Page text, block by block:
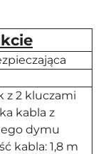
z 2 kluczami
kabla z
dymu
kabla: 1,8 m